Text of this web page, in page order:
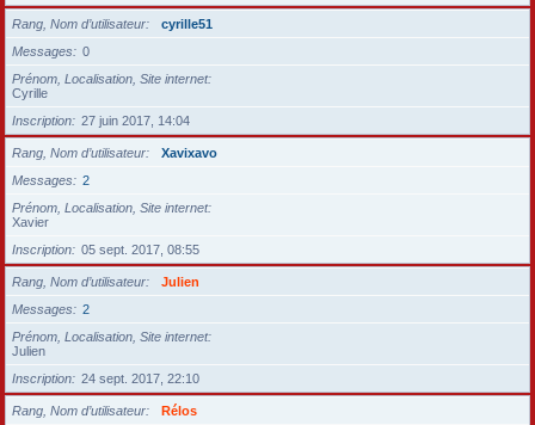
Rang, Nom d’utilisateur
cyrille51
Messages
0
Prénom, Localisation, Site internet
Cyrille
Inscription
27 juin 2017, 14:04
Rang, Nom d’utilisateur
Xavixavo
Messages
2
Prénom, Localisation, Site internet
Xavier
Inscription
05 sept. 2017, 08:55
Rang, Nom d’utilisateur
Julien
Messages
2
Prénom, Localisation, Site internet
Julien
Inscription
24 sept. 2017, 22:10
Rang, Nom d’utilisateur
Rélos